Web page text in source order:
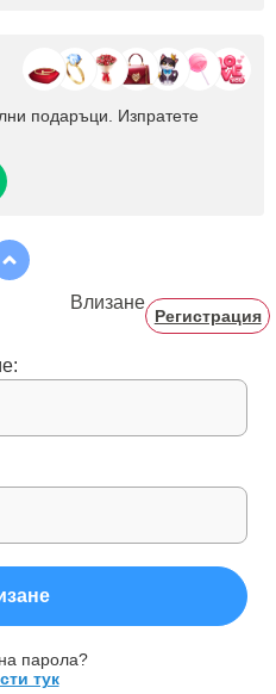
подаръци. Изпратете
Влизане
Регистрация
парола?
тук